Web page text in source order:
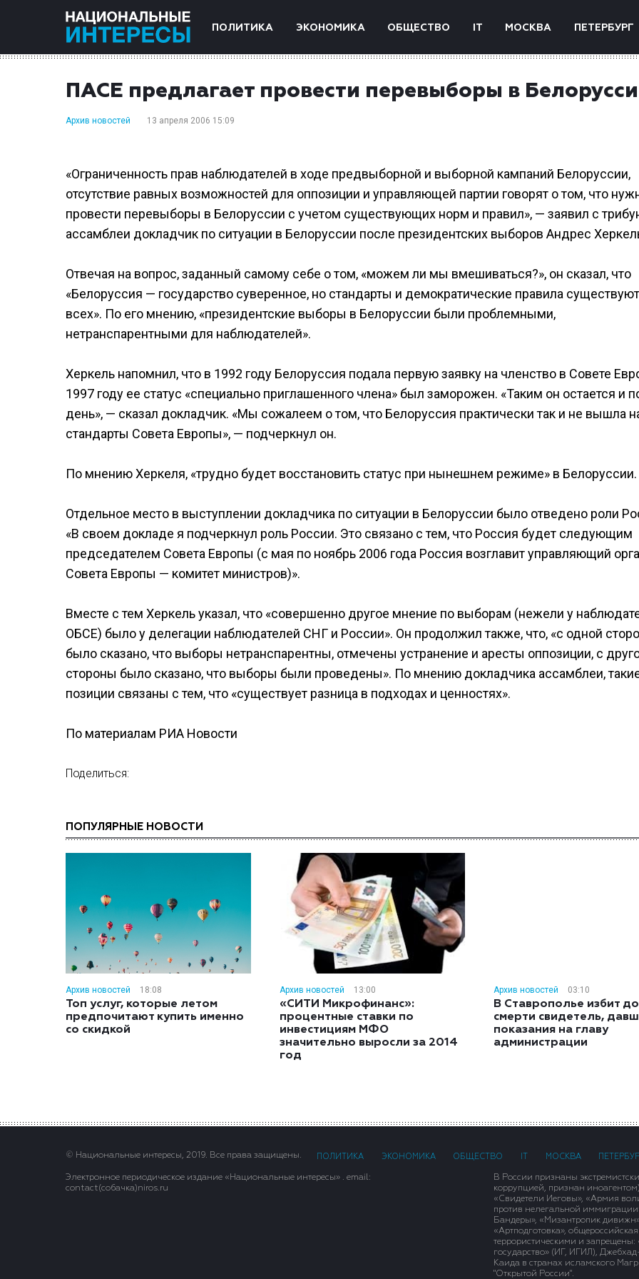
ПОЛИТИКА ЭКОНОМИКА ОБЩЕСТВО IT МОСКВА ПЕТЕРБУРГ
ПАСЕ предлагает провести перевыборы в
Архив новостей 13 апреля 2006 15:09
«Ограниченность прав наблюдателей в ходе предвыборной и выборной кампаний Белоруссии,
отсутствие равных возможностей для оппозиции и управляющей партии говорят о том, что
провести перевыборы в Белоруссии с учетом существующих норм и правил», — заявил с
ассамблеи докладчик по ситуации в Белоруссии после президентских выборов Андрес
Отвечая на вопрос, заданный самому себе о том, «можем ли мы вмешиваться?», он сказал, что
«Белоруссия — государство суверенное, но стандарты и демократические правила
всех». По его мнению, «президентские выборы в Белоруссии были проблемными,
нетранспарентными для наблюдателей».
Херкель напомнил, что в 1992 году Белоруссия подала первую заявку на членство в Совете
1997 году ее статус «специально приглашенного члена» был заморожен. «Таким он остается и
день», — сказал докладчик. «Мы сожалеем о том, что Белоруссия практически так и не вышла
стандарты Совета Европы», — подчеркнул он.
По мнению Херкеля, «трудно будет восстановить статус при нынешнем режиме» в Белоруссии.
Отдельное место в выступлении докладчика по ситуации в Белоруссии было отведено роли
«В своем докладе я подчеркнул роль России. Это связано с тем, что Россия будет следующим
председателем Совета Европы (с мая по ноябрь 2006 года Россия возглавит управляющий
Совета Европы — комитет министров)».
Вместе с тем Херкель указал, что «совершенно другое мнение по выборам (нежели у
ОБСЕ) было у делегации наблюдателей СНГ и России». Он продолжил также, что, «с одной
было сказано, что выборы нетранспарентны, отмечены устранение и аресты оппозиции, с
стороны было сказано, что выборы были проведены». По мнению докладчика ассамблеи,
позиции связаны с тем, что «существует разница в подходах и ценностях».
По материалам РИА Новости
Поделиться:
ПОПУЛЯРНЫЕ НОВОСТИ
Архив новостей 18:08
Топ услуг, которые летом
предпочитают купить именно
со скидкой
Архив новостей 13:00
«СИТИ Микрофинанс»:
процентные ставки по
инвестициям МФО
значительно выросли за 2014
год
Архив новостей 03:10
В Ставрополье избит до
смерти свидетель,
показания на главу
администрации
© Национальные интересы, 2019. Все права защищены. ПОЛИТИКА ЭКОНОМИКА ОБЩЕСТВО МОСКВА
Электронное периодическое издание «Национальные интересы» . email:
contact(сoбaчка)niros.ru
В России признаны
коррупцией, признан
«Свидетели Иеговы», «Армия
против нелегальной
Бандеры», «Мизантропик
«Артподготовка»,
террористическими и
государство» (ИГ, ИГИЛ),
Каида в странах исламского
"Открытой России".